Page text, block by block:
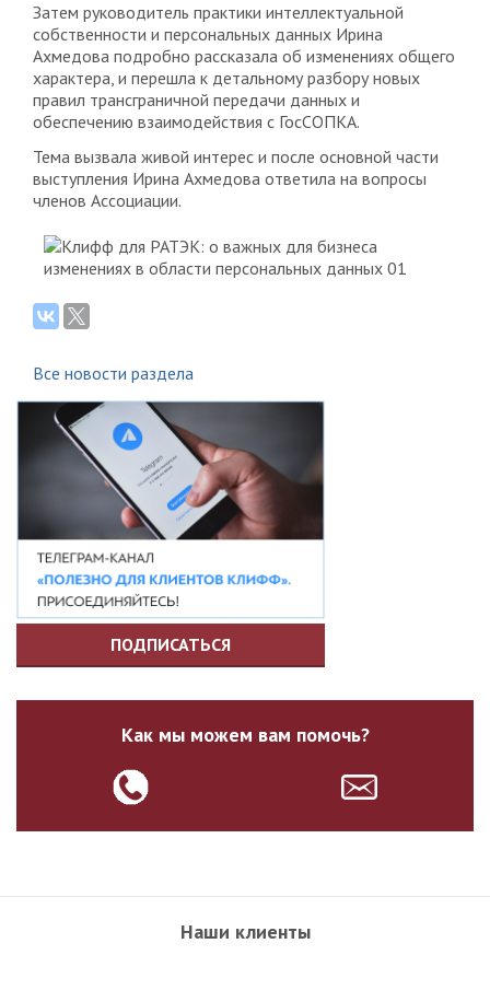
Затем руководитель практики интеллектуальной
собственности и персональных данных Ирина
Ахмедова подробно рассказала об изменениях общего
характера, и перешла к детальному разбору новых
правил трансграничной передачи данных и
обеспечению взаимодействия с ГосСОПКА.
Тема вызвала живой интерес и после основной части
выступления Ирина Ахмедова ответила на вопросы
членов Ассоциации.
Все новости раздела
ПОДПИСАТЬСЯ
Как мы можем вам помочь?
Наши клиенты